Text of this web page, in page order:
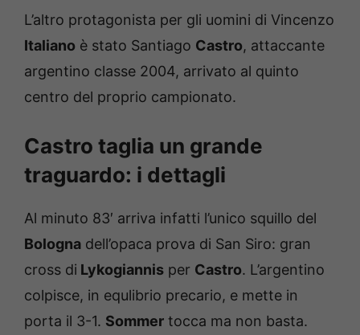
L’altro protagonista per gli uomini di Vincenzo
Italiano è stato Santiago Castro, attaccante
argentino classe 2004, arrivato al quinto
centro del proprio campionato.
Castro taglia un grande
traguardo: i dettagli
Al minuto 83′ arriva infatti l’unico squillo del
Bologna dell’opaca prova di San Siro: gran
cross di Lykogiannis per Castro. L’argentino
colpisce, in equlibrio precario, e mette in
porta il 3-1. Sommer tocca ma non basta.